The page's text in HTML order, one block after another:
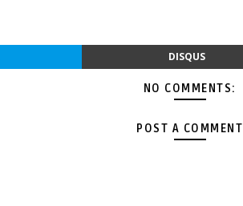
DISQUS
NO COMMENTS:
POST A COMMENT